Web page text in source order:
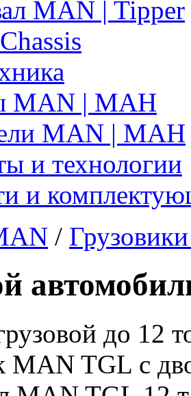
MAN | Tipper
MAN | МАН
MAN | МАН
и технологии
и
/